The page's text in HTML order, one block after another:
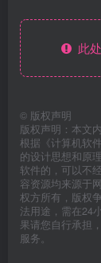
此处
© 版权声明
版权声明：本文
根据《计算机软
的设计思想和原
软件的，可以不
容资源均来源于
权方所有，版权
法用途，需在24
果请您自行承担
服务。